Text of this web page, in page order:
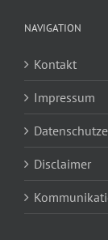
NAVIGATION
Kontakt
Impressum
Disclaimer